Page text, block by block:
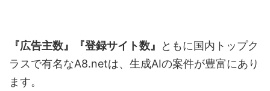
『広告主数』『登録サイト数』
ともに国内トップク
ラスで有名なA8.netは、生成AIの案件が豊富にあり
ます。